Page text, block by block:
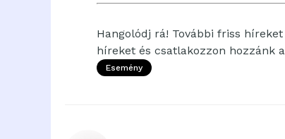
Hangolódj rá! További friss
híreket és csatlakozzon hozzánk a
Esemény